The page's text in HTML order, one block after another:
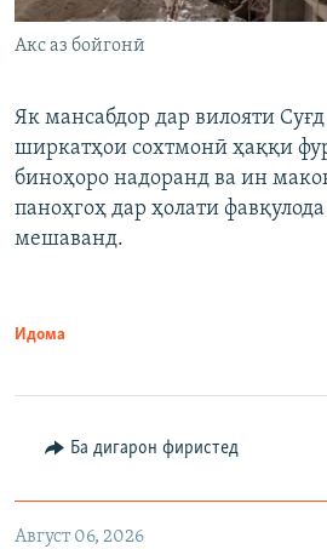
Акс аз бойгонӣ
Як мансабдор дар вилояти Суғд
ширкатҳои сохтмонӣ ҳаққи
биноҳоро надоранд ва ин
паноҳгоҳ дар ҳолати
мешаванд.
Идома
Ба дигарон фиристед
Август 06, 2026